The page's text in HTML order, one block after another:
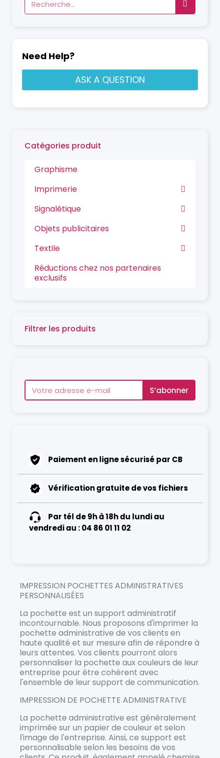
Need Help?
ASK A QUESTION
Catégories produit
Graphisme
Imprimerie
Signalétique
Objets publicitaires
Textile
Réductions chez nos partenaires
exclusifs
Filtrer les produits
S’abonner
Paiement en ligne sécurisé par CB
Vérification gratuite de vos fichiers
Par tél de 9h à 18h du lundi au
vendredi au : 04 86 01 11 02
IMPRESSION POCHETTES ADMINISTRATIVES
PERSONNALISÉES
La pochette est un support administratif
incontournable. Nous proposons d'imprimer la
pochette administrative de vos clients en
haute qualité et sur mesure afin de répondre à
leurs attentes. Vos clients pourront alors
personnaliser la pochette aux couleurs de leur
entreprise pour être cohérent avec
l'ensemble de leur support de communication.
IMPRESSION DE POCHETTE ADMINISTRATIVE
La pochette administrative est généralement
imprimée sur un papier de couleur et selon
l'image de l'entreprise. Ainsi, ce support est
personnalisable selon les besoins de vos